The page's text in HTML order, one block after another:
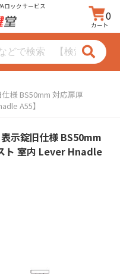
ロックサービス
0
カート
様 BS50mm 対応扉厚
A55】
示錠旧仕様 BS50mm
ト 室内 Lever Hnadle